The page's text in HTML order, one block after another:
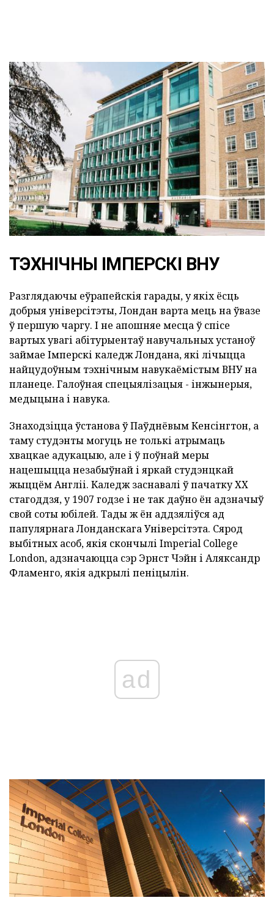
ТЭХНІЧНЫ ІМПЕРСКІ ВНУ
Разглядаючы еўрапейскія гарады, у якіх ёсць
добрыя універсітэты, Лондан варта мець на ўвазе
ў першую чаргу. І не апошняе месца ў спісе
вартых увагі абітурыентаў навучальных устаноў
займае Імперскі каледж Лондана, які лічыцца
найцудоўным тэхнічным навукаёмістым ВНУ на
планеце. Галоўная спецыялізацыя - інжынерыя,
медыцына і навука.
Знаходзіцца ўстанова ў Паўднёвым Кенсінгтон, а
таму студэнты могуць не толькі атрымаць
хвацкае адукацыю, але і ў поўнай меры
нацешыцца незабыўнай і яркай студэнцкай
жыццём Англіі. Каледж заснавалі ў пачатку ХХ
стагоддзя, у 1907 годзе і не так даўно ён адзначыў
свой соты юбілей. Тады ж ён аддзяліўся ад
папулярнага Лонданскага Універсітэта. Сярод
выбітных асоб, якія скончылі Imperial College
London, адзначаюцца сэр Эрнст Чэйн і Аляксандр
Фламенго, якія адкрылі пеніцылін.
ad